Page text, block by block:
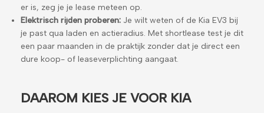
er is, zeg je je lease meteen op.
Elektrisch rijden proberen: Je wilt weten of de Kia EV3 bij
je past qua laden en actieradius. Met shortlease test je dit
een paar maanden in de praktijk zonder dat je direct een
dure koop- of leaseverplichting aangaat.
DAAROM KIES JE VOOR KIA